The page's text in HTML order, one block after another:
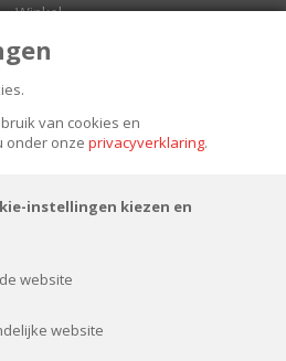
van cookies en
onder onze privacyverklaring.
instellingen kiezen en
website
website
Winkel
US